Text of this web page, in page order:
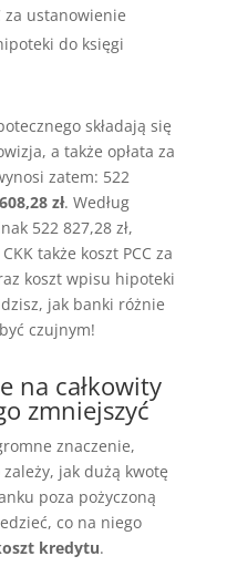
za ustanowienie
do księgi
składają się
a także opłata za
zatem: 522
zł. Według
522 827,28 zł,
także koszt PCC za
koszt wpisu hipoteki
jak banki różnie
czujnym!
na całkowity
zmniejszyć
znaczenie,
jak dużą kwotę
poza pożyczoną
co na niego
kredytu.